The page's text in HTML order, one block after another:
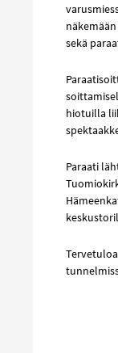
sekä
hiotuilla
Paraati